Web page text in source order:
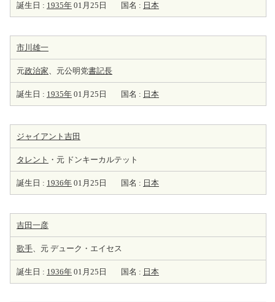
誕生日 : 1935年 01月25日 国名 : 日本
市川雄一
元政治家、元公明党書記長
誕生日 : 1935年 01月25日 国名 : 日本
ジャイアント吉田
タレント ・元 ドンキーカルテット
誕生日 : 1936年 01月25日 国名 : 日本
吉田一彦
歌手、元 デューク・エイセス
誕生日 : 1936年 01月25日 国名 : 日本